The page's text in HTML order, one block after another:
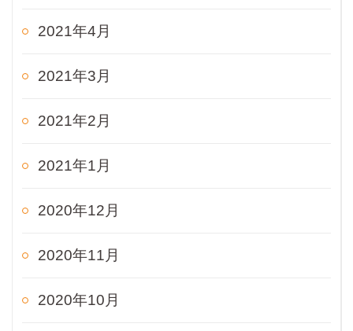
2021年4月
2021年3月
2021年2月
2021年1月
2020年12月
2020年11月
2020年10月